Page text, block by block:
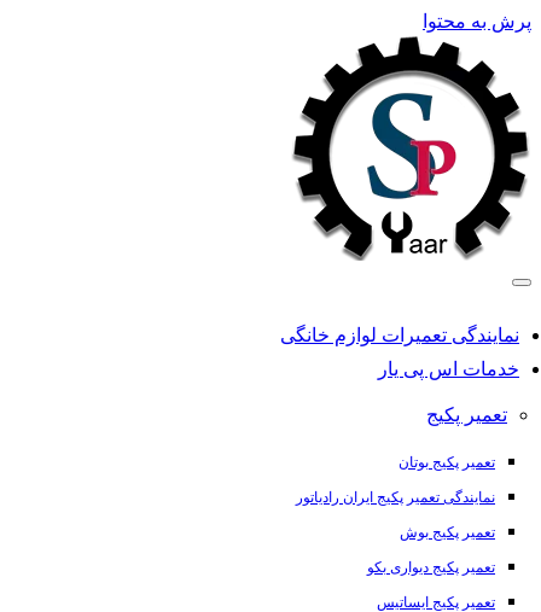
پرش به محتوا
نمایندگی تعمیرات لوازم خانگی
خدمات اس پی یار
تعمیر پکیج
تعمیر پکیج بوتان
نمایندگی تعمیر پکیج ایران رادیاتور
تعمیر پکیج بوش
تعمیر پکیج دیواری بکو
تعمیر پکیج ایساتیس